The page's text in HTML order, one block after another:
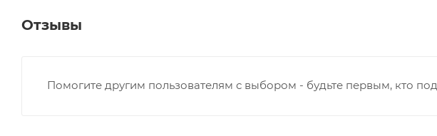
Отзывы
Помогите другим пользователям с выбором - будьте первым, кто